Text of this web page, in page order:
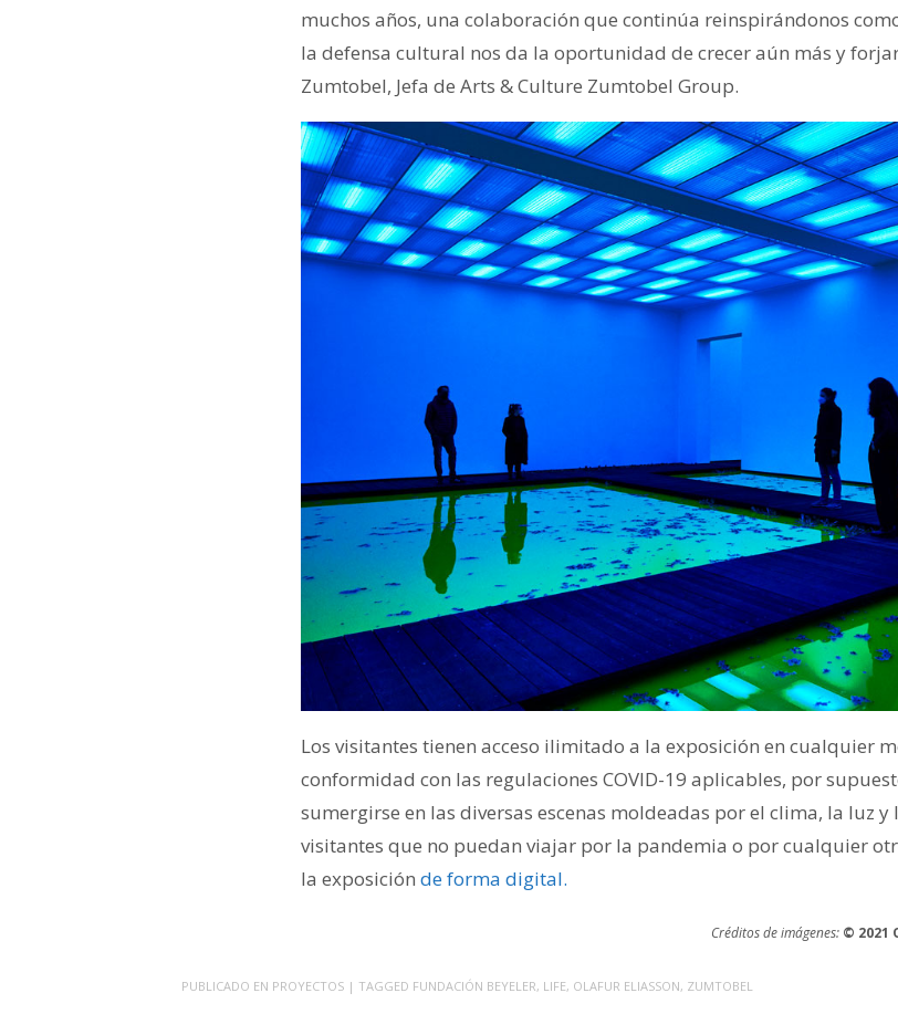
muchos años, una colaboración que continúa reinspirándonos
la defensa cultural nos da la oportunidad de crecer aún más y
Zumtobel, Jefa de Arts & Culture Zumtobel Group.
Los visitantes tienen acceso ilimitado a la exposición en cualquier
conformidad con las regulaciones COVID-19 aplicables, por
sumergirse en las diversas escenas moldeadas por el clima, la luz y
visitantes que no puedan viajar por la pandemia o por cualquier
la exposición de forma digital.
Créditos de imágenes: © 2021
PUBLICADO EN PROYECTOS | TAGGED FUNDACIÓN BEYELER, LIFE, OLAFUR ELIASSON, ZUMTOBEL